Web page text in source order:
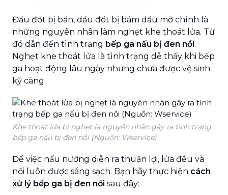
Đầu đốt bị bẩn, dầu đốt bị bám dầu mỡ chính là
những nguyên nhân làm nghẹt khe thoát lửa. Từ
đó dẫn đến tình trạng bếp ga nấu bị đen nồi.
Nghẹt khe thoát lửa là tình trạng dễ thấy khi bếp
ga hoạt động lâu ngày nhưng chưa được vệ sinh
kỹ càng.
Khe thoát lửa bị nghẹt là nguyên nhân gây ra tình trạng
bếp ga nấu bị đen nồi (Nguồn: Wservice)
Để việc nấu nướng diễn ra thuận lợi, lửa đều và
nồi luôn được sáng sạch. Bạn hãy thực hiện cách
xử lý bếp ga bị đen nồi sau đây: